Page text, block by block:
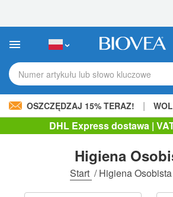
strona
internetowa
zawiera
ułatwień
dostępu.
Numer artykułu lub słowo kluczowe
OSZCZĘDZAJ 15% TERAZ! |
DHL Express dostawa |
Higiena
Start /Higiena Osobista